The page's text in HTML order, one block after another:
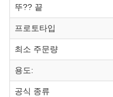
뚜?? 끝
프로토타입
최소 주문량
용도:
공식 종류